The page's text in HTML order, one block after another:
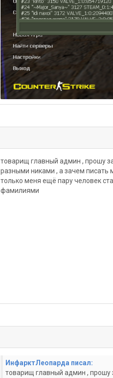
товарищ главный админ , прошу
разными никами , а зачем писать
только меня ещё пару человек
фамилиями
ИнфарктЛеопарда писал:
товарищ главный админ , прошу